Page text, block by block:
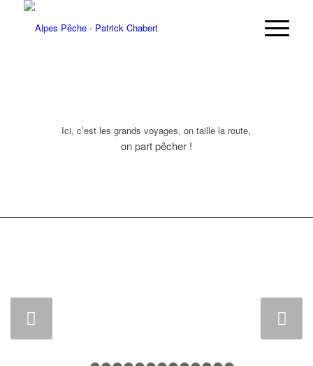
Ici, c’est les grands voyages, on taille la route,
on part pêcher !